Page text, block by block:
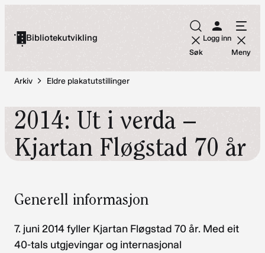
innholdBibliotekutvikling
Søk
Logg inn
Meny
Arkiv Eldre plakatutstillinger
2014: Ut i verda –
Kjartan Fløgstad 70 år
Generell informasjon
7. juni 2014 fyller Kjartan Fløgstad 70 år. Med eit
40-tals utgjevingar og internasjonal